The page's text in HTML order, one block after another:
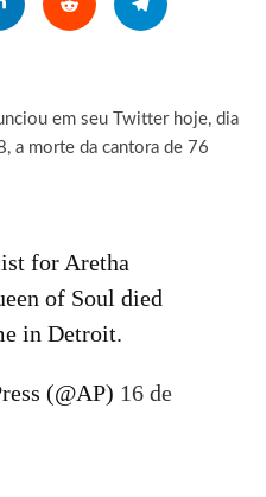
em seu Twitter hoje, dia
a morte da cantora de 76
for Aretha
of Soul died
in Detroit.
(@AP) 16 de